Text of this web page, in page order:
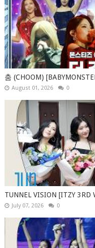
춤 (CHOOM)
August 01, 2026 0
TUNNEL VISION [ITZY 3RD
July 07, 2026 0